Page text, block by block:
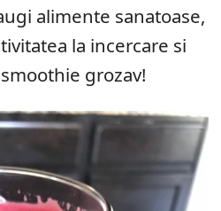
alimente sanatoase,
la incercare si
grozav!